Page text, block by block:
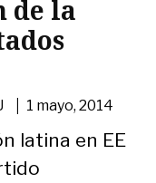
de la
| 1 mayo, 2014
latina en EE